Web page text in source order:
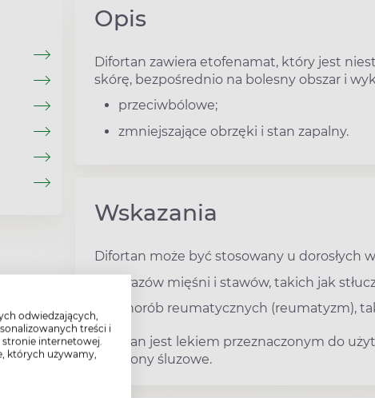
odwiedzających,
treści i
stronie internetowej.
których używamy,
Opis
Difortan zawiera etofenamat, który jest
skórę, bezpośrednio na bolesny obszar i
przeciwbólowe;
zmniejszające obrzęki i stan zapalny.
Wskazania
Difortan może być stosowany u dorosłych
urazów mięśni i stawów, takich jak
chorób reumatycznych (reumatyzm),
Difortan jest lekiem przeznaczonym do
lub błony śluzowe.